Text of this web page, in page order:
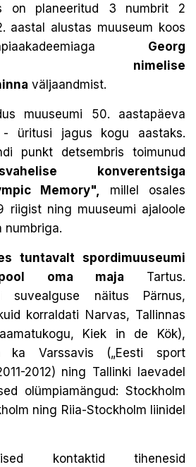
on planeeritud 3 numbrit 2
aastal alustas muuseum koos
Georg
nimelise
väljaandmist.
muuseumi 50. aastapäeva
- üritusi jagus kogu aastaks.
punkt detsembris toimunud
konverentsiga
Memory", millel osales
riigist ning muuseumi ajaloole
numbriga.
tuntavalt spordimuuseumi
oma maja Tartus.
suvealguse näitus Pärnus,
korraldati Narvas, Tallinnas
Kiek in de Kök),
ka Varssavis („Eesti sport
2012) ning Tallinki laevadel
olümpiamängud: Stockholm
ning Riia-Stockholm liinidel
kontaktid tihenesid